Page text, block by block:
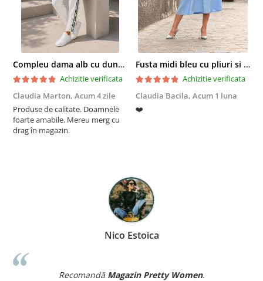
Compleu dama alb cu dungi laterale in nuante de verde si negru
Achizitie verificata
Claudia Marton, Acum 4 zile
Produse de calitate. Doamnele
foarte amabile. Mereu merg cu
drag în magazin.
Fusta midi bleu cu pliuri si buzunare
Achizitie verificata
Claudia Bacila, Acum 1 luna
❤️
Nico Estoica
Recomandă Magazin Pretty Women.